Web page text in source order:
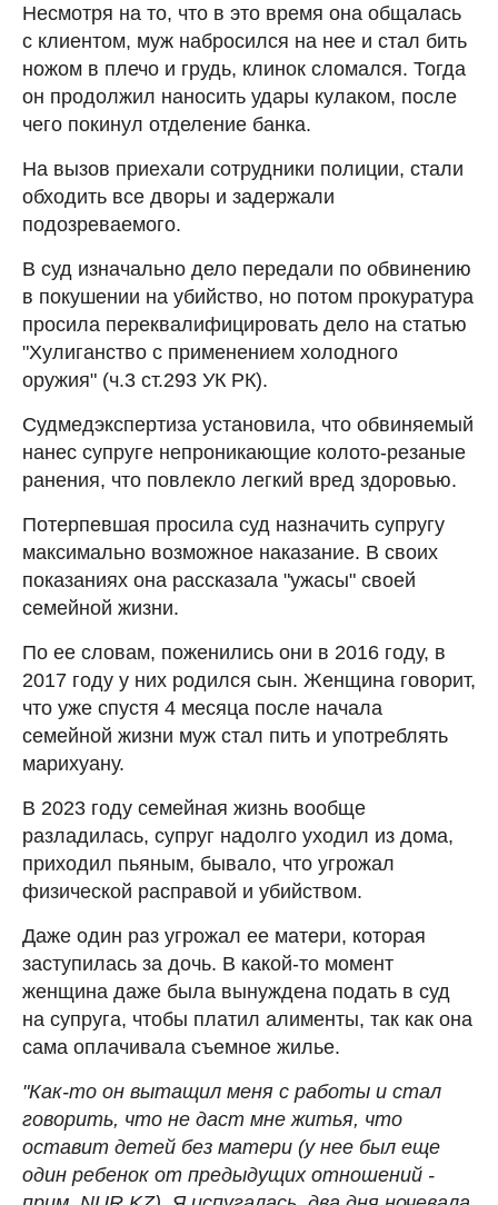
Несмотря на то, что в это время она общалась
с клиентом, муж набросился на нее и стал бить
ножом в плечо и грудь, клинок сломался. Тогда
он продолжил наносить удары кулаком, после
чего покинул отделение банка.
На вызов приехали сотрудники полиции, стали
обходить все дворы и задержали
подозреваемого.
В суд изначально дело передали по обвинению
в покушении на убийство, но потом прокуратура
просила переквалифицировать дело на статью
"Хулиганство с применением холодного
оружия" (ч.3 ст.293 УК РК).
Судмедэкспертиза установила, что обвиняемый
нанес супруге непроникающие колото-резаные
ранения, что повлекло легкий вред здоровью.
Потерпевшая просила суд назначить супругу
максимально возможное наказание. В своих
показаниях она рассказала "ужасы" своей
семейной жизни.
По ее словам, поженились они в 2016 году, в
2017 году у них родился сын. Женщина говорит,
что уже спустя 4 месяца после начала
семейной жизни муж стал пить и употреблять
марихуану.
В 2023 году семейная жизнь вообще
разладилась, супруг надолго уходил из дома,
приходил пьяным, бывало, что угрожал
физической расправой и убийством.
Даже один раз угрожал ее матери, которая
заступилась за дочь. В какой-то момент
женщина даже была вынуждена подать в суд
на супруга, чтобы платил алименты, так как она
сама оплачивала съемное жилье.
"Как-то он вытащил меня с работы и стал
говорить, что не даст мне житья, что
оставит детей без матери (у нее был еще
один ребенок от предыдущих отношений -